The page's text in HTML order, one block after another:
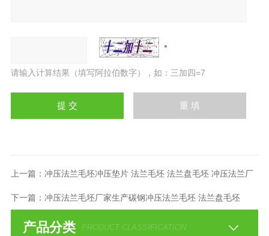
请输入计算结果（填写阿拉伯数字），如：三加四=7
上一篇： 冲压法兰毛坯冲压垫片 法兰毛坯 法兰盘毛坯 冲压法兰厂
下一篇： 冲压法兰毛坯厂家生产碳钢冲压法兰毛坯 法兰盘毛坯
产品分类 PRODUCT CLASSIFICATION